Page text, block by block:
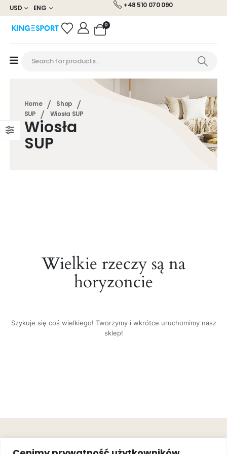
USD ENG +48 510 070 090
0
Home
Shop
SUP
Wiosła SUP
Wiosła
SUP
Wielkie rzeczy są na
horyzoncie
Szykuje się coś wielkiego! Tworzymy i wkrótce uruchomimy nasz
sklep!
JOIN OUR
OBSŁUGA .